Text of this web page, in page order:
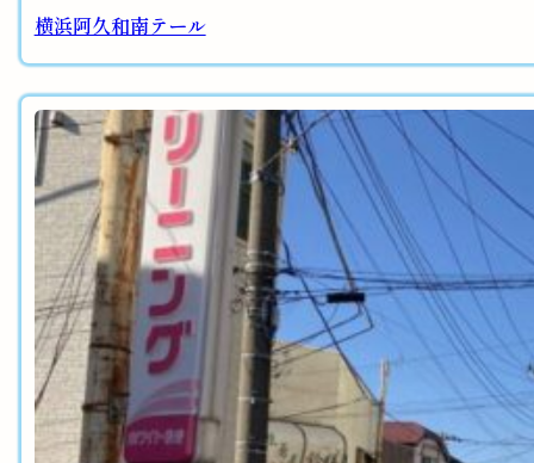
横浜阿久和南テール